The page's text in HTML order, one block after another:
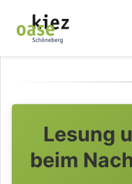
Lesung
beim